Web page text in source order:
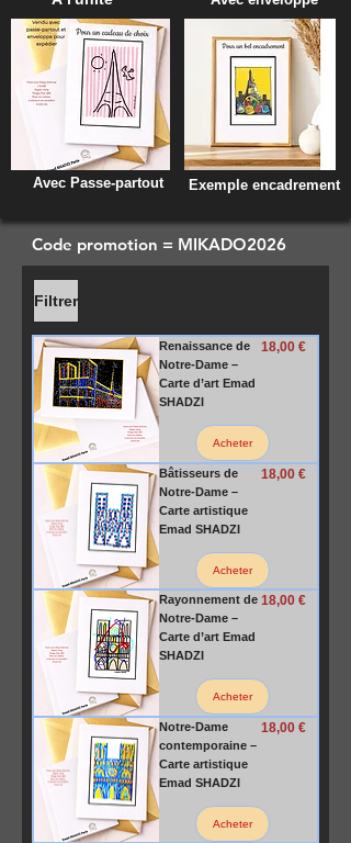
Avec Passe-partout Exemple encadrement
Code promotion = MIKADO2026
Filtrer
Renaissance de
Notre-Dame –
Carte d’art Emad
SHADZI
Prix
18,00 €
Acheter
Bâtisseurs de
Notre-Dame –
Carte artistique
Emad SHADZI
Prix
18,00 €
Acheter
Rayonnement de
Notre-Dame –
Carte d’art Emad
SHADZI
Prix
18,00 €
Acheter
Notre-Dame
contemporaine –
Carte artistique
Emad SHADZI
Prix
18,00 €
Acheter